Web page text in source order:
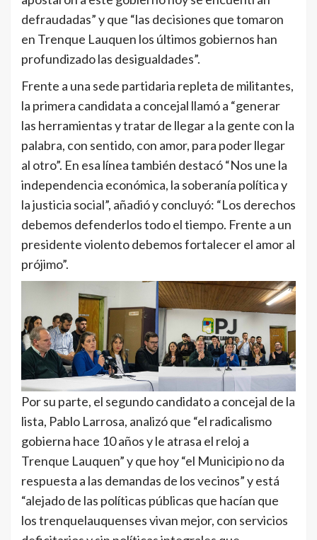
defraudadas” y que “las decisiones que tomaron
en Trenque Lauquen los últimos gobiernos han
profundizado las desigualdades”.
Frente a una sede partidaria repleta de militantes,
la primera candidata a concejal llamó a “generar
las herramientas y tratar de llegar a la gente con la
palabra, con sentido, con amor, para poder llegar
al otro”. En esa línea también destacó “Nos une la
independencia económica, la soberanía política y
la justicia social”, añadió y concluyó: “Los derechos
debemos defenderlos todo el tiempo. Frente a un
presidente violento debemos fortalecer el amor al
prójimo”.
Por su parte, el segundo candidato a concejal de la
lista, Pablo Larrosa, analizó que “el radicalismo
gobierna hace 10 años y le atrasa el reloj a
Trenque Lauquen” y que hoy “el Municipio no da
respuesta a las demandas de los vecinos” y está
“alejado de las políticas públicas que hacían que
los trenquelauquenses vivan mejor, con servicios